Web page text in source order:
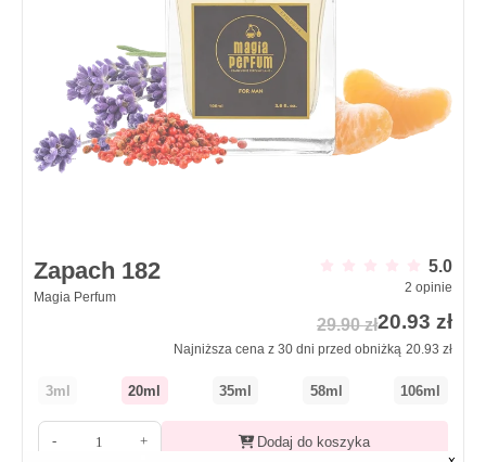
Zapach 182
Magia Perfum
5.0
2 opinie
29.90 zł20.93 zł
Najniższa cena z 30 dni przed obniżką 20.93 zł
3ml 20ml 35ml 58ml 106ml
- + Dodaj do koszyka